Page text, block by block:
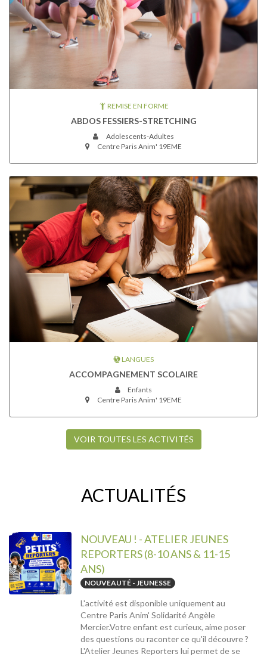
REMISE EN FORME
ABDOS FESSIERS-STRETCHING
Adolescents-Adultes
Centre Paris Anim' 19EME
LANGUES
ACCOMPAGNEMENT SCOLAIRE
Enfants
Centre Paris Anim' 19EME
VOIR TOUTES LES ACTIVITÉS
ACTUALITÉS
NOUVEAU ! - ATELIER JEUNES
REPORTERS (8-10 ANS & 11-15
ANS)
NOUVEAUTÉ - JEUNESSE
L'activité est disponible uniquement au
Centre Paris Anim' Solidarité Angèle
Mercier.Votre enfant est curieux, aime poser
des questions ou raconter ce qu'il découvre ?
L'Atelier Jeunes Reporters lui permet de se